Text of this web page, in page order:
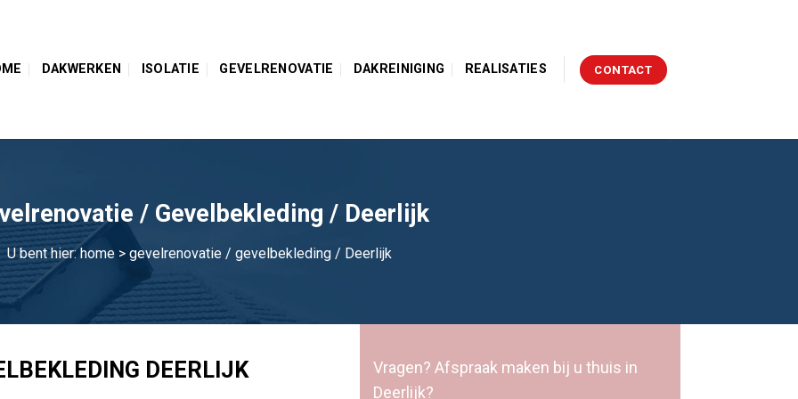
DAKWERKEN ISOLATIE GEVELRENOVATIE DAKREINIGING REALISATIES CONTACT
/ Gevelbekleding / Deerlijk
U bent hier:home > gevelrenovatie / gevelbekleding / Deerlijk
DEERLIJK
Vragen? Afspraak maken bij u thuis in
Deerlijk?